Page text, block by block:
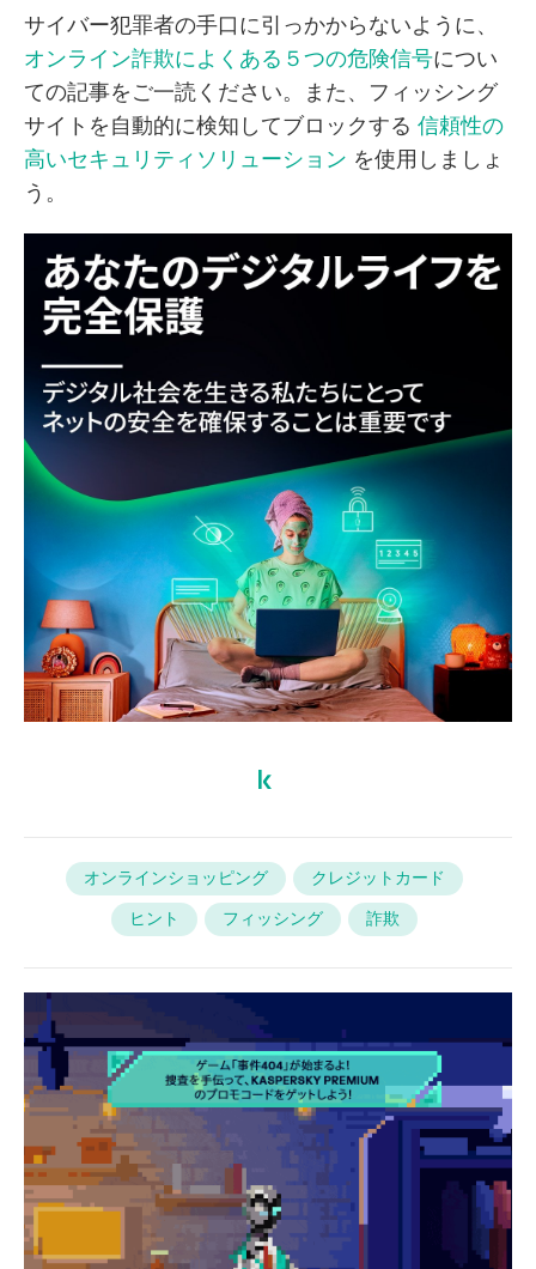
サイバー犯罪者の手口に引っかからないように、
オンライン詐欺によくある５つの危険信号につい
ての記事をご一読ください。また、フィッシング
サイトを自動的に検知してブロックする 信頼性の
高いセキュリティソリューション を使用しましょ
う。
オンラインショッピング
クレジットカード
ヒント
フィッシング 詐欺